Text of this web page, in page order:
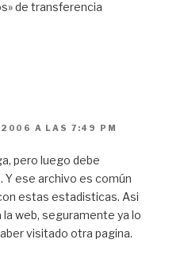
de transferencia
2006 A LAS 7:49 PM
pero luego debe
Y ese archivo es común
estas estadisticas. Asi
web, seguramente ya lo
visitado otra pagina.